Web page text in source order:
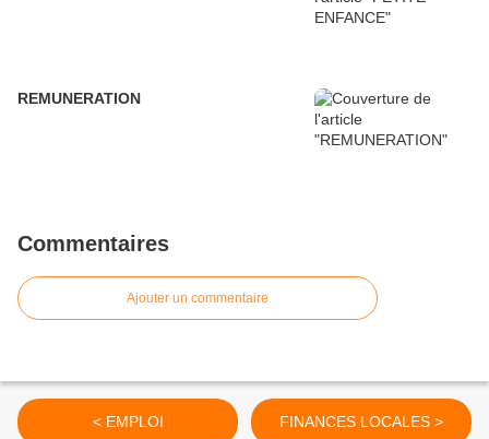
REMUNERATION
Commentaires
Ajouter un commentaire
< EMPLOI FINANCES LOCALES >